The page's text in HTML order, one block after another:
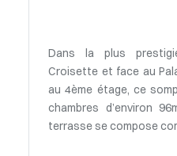
Dans la plus
Croisette et face au
au 4ème étage, ce
chambres d’environ
terrasse se compose